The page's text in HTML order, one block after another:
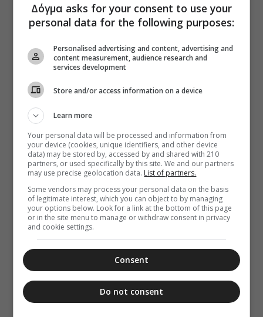
Δόγμα asks for your consent to use your
personal data for the following purposes:
Personalised advertising and content, advertising and
content measurement, audience research and
services development
Store and/or access information on a device
Learn more
Your personal data will be processed and information from
your device (cookies, unique identifiers, and other device
data) may be stored by, accessed by and shared with 210
partners, or used specifically by this site. We and our partners
may use precise geolocation data. List of partners.
Some vendors may process your personal data on the basis
of legitimate interest, which you can object to by managing
your options below. Look for a link at the bottom of this page
or in the site menu to manage or withdraw consent in privacy
and cookie settings.
Consent
Do not consent